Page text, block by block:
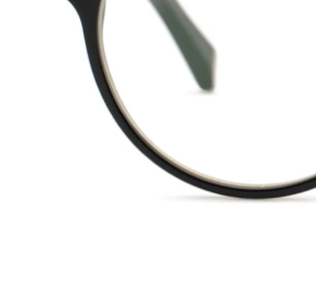
43 mm
Glashoogte